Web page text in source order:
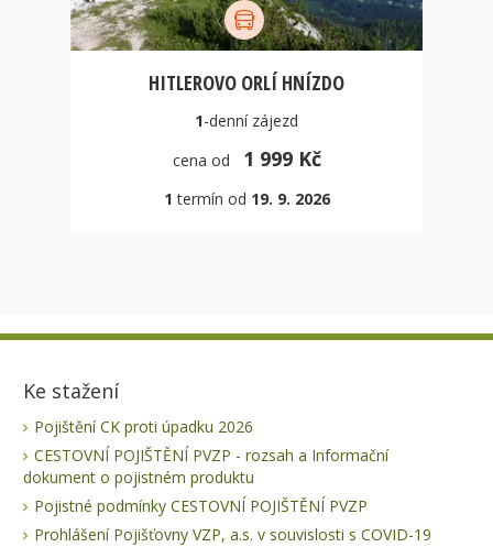
HITLEROVO ORLÍ HNÍZDO
1-dennízájezd
cena od
1 999 Kč
1 termín od 19. 9. 2026
Ke stažení
Pojištění CK proti úpadku 2026
CESTOVNÍ POJIŠTĚNÍ PVZP - rozsah a Informační
dokument o pojistném produktu
Pojistné podmínky CESTOVNÍ POJIŠTĚNÍ PVZP
Prohlášení Pojišťovny VZP, a.s. v souvislosti s COVID-19